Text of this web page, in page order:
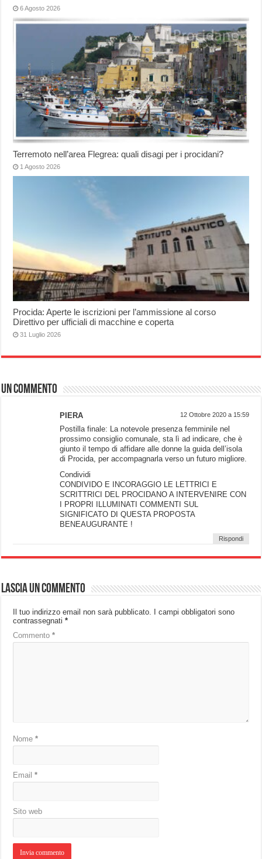
6 Agosto 2026
Terremoto nell’area Flegrea: quali disagi per i procidani?
1 Agosto 2026
Procida: Aperte le iscrizioni per l’ammissione al corso
Direttivo per ufficiali di macchine e coperta
31 Luglio 2026
Un commento
PIERA 12 Ottobre 2020 a 15:59
Postilla finale: La notevole presenza femminile nel
prossimo consiglio comunale, sta lì ad indicare, che è
giunto il tempo di affidare alle donne la guida dell’isola
di Procida, per accompagnarla verso un futuro migliore.
Condividi
CONDIVIDO E INCORAGGIO LE LETTRICI E
SCRITTRICI DEL PROCIDANO A INTERVENIRE CON
I PROPRI ILLUMINATI COMMENTI SUL
SIGNIFICATO DI QUESTA PROPOSTA
BENEAUGURANTE !
Rispondi
Lascia un commento
Il tuo indirizzo email non sarà pubblicato.
I campi obbligatori sono
contrassegnati*
Commento*
Nome*
Email*
Sito web